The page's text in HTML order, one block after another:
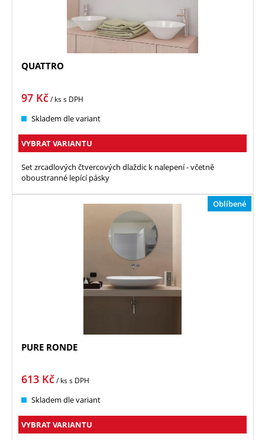
QUATTRO
97 Kč/ kss DPH
Skladem dle variant
VYBRAT VARIANTU
Set zrcadlových čtvercových dlaždic k nalepení - včetně
oboustranné lepící pásky
Oblíbené
PURE RONDE
613 Kč/ kss DPH
Skladem dle variant
VYBRAT VARIANTU